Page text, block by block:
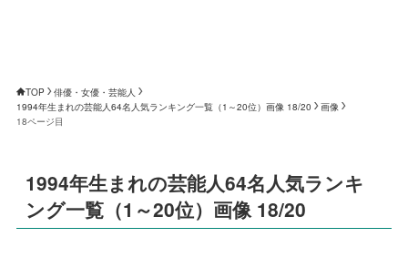
TOP
俳優・女優・芸能人
1994年生まれの芸能人64名人気ランキング一覧（1～20位）画像 18/20
画像
18ページ目
1994年生まれの芸能人64名人気ランキ
ング一覧（1～20位）画像 18/20